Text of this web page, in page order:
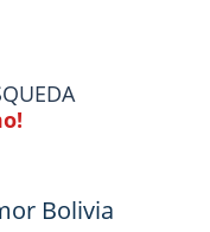
Bolivia